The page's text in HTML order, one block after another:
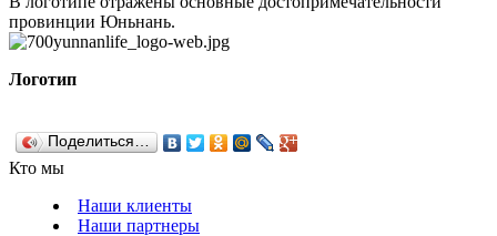
провинции Юньнань.
Логотип
Поделиться…
Кто мы
Наши клиенты
Наши партнеры